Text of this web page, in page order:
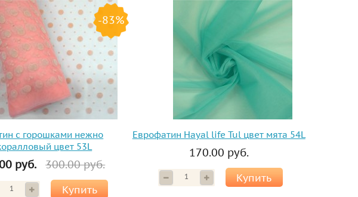
-83%
с горошками нежно
цвет 53L
руб. 300.00 руб.
Купить
Еврофатин Hayal life Tul цвет мята 54L
170.00 руб.
Купить